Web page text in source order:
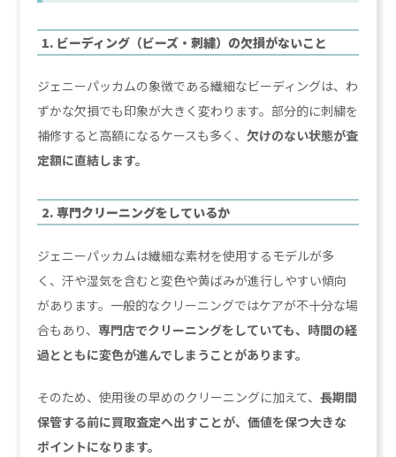
1. ビーディング（ビーズ・刺繍）の欠損がないこと
ジェニーパッカムの象徴である繊細なビーディングは、わ
ずかな欠損でも印象が大きく変わります。部分的に刺繍を
補修すると高額になるケースも多く、欠けのない状態が査
定額に直結します。
2. 専門クリーニングをしているか
ジェニーパッカムは繊細な素材を使用するモデルが多
く、汗や湿気を含むと変色や黄ばみが進行しやすい傾向
があります。一般的なクリーニングではケアが不十分な場
合もあり、専門店でクリーニングをしていても、時間の経
過とともに変色が進んでしまうことがあります。
そのため、使用後の早めのクリーニングに加えて、長期間
保管する前に買取査定へ出すことが、価値を保つ大きな
ポイントになります。